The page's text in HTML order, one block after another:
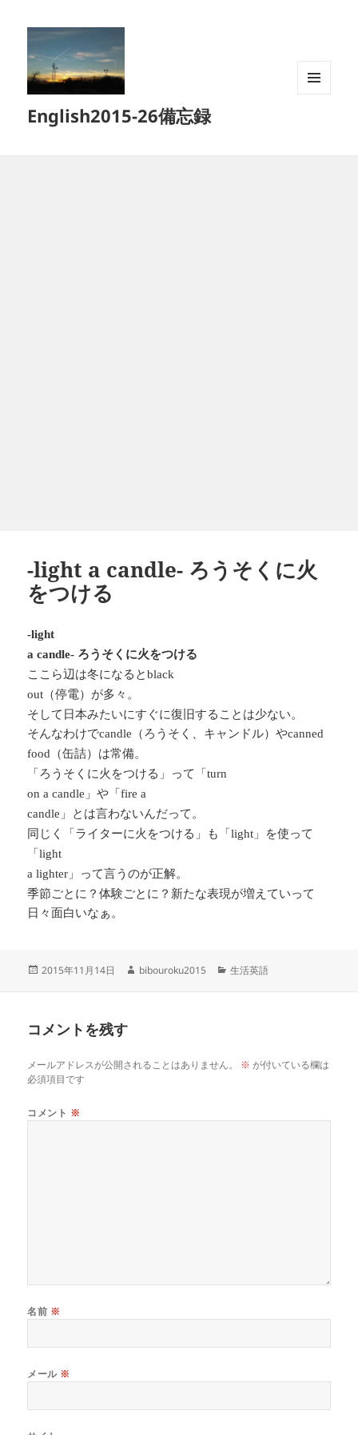
English2015-26備忘録
-light a candle- ろうそくに火
をつける
-light
a candle- ろうそくに火をつける
ここら辺は冬になるとblack
out （停電）が多々。
そして日本みたいにすぐに復旧することは少ない。
そんなわけでcandle （ろうそく、キャンドル）やcanned
food
（缶詰）は常備。
「ろうそくに火をつける」って「turn
on a candle 」や「fire a
candle 」とは言わないんだって。
同じく「ライターに火をつける」も「light 」を使って
「light
a lighter 」って言うのが正解。
季節ごとに？体験ごとに？新たな表現が増えていって
日々面白いなぁ。
投
2015年11月14日
作
bibouroku2015
カ
生活英語
コメントを残す
メールアドレスが公開されることはありません。 ※ が付いている欄は
必須項目です
コメント ※
名前 ※
メール ※